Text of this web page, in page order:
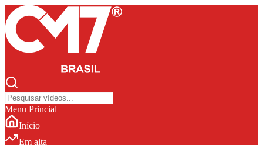
Menu Princial
Início
Em alta